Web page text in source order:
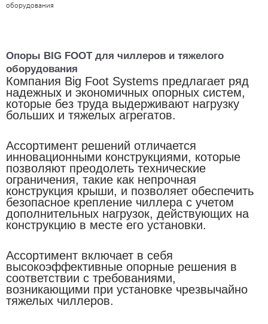
оборудования
Опоры BIG FOOT для чиллеров и тяжелого
оборудования
Компания Big Foot Systems предлагает ряд
надежных и экономичных опорных систем,
которые без труда выдерживают нагрузку
больших и тяжелых агрегатов.
Ассортимент решений отличается
инновационными конструкциями, которые
позволяют преодолеть технические
ограничения, такие как непрочная
конструкция крыши, и позволяет обеспечить
безопасное крепление чиллера с учетом
дополнительных нагрузок, действующих на
конструкцию в месте его установки.
Ассортимент включает в себя
высокоэффективные опорные решения в
соответствии с требованиями,
возникающими при установке чрезвычайно
тяжелых чиллеров.